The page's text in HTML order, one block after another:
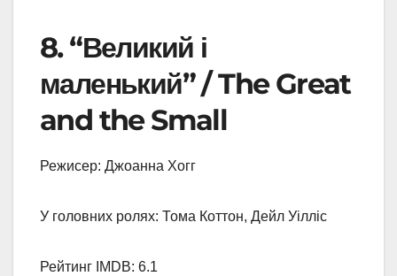
8. “Великий і
маленький” / The Great
and the Small
Режисер: Джоанна Хогг
У головних ролях: Тома Коттон, Дейл Уілліс
Рейтинг IMDB: 6.1